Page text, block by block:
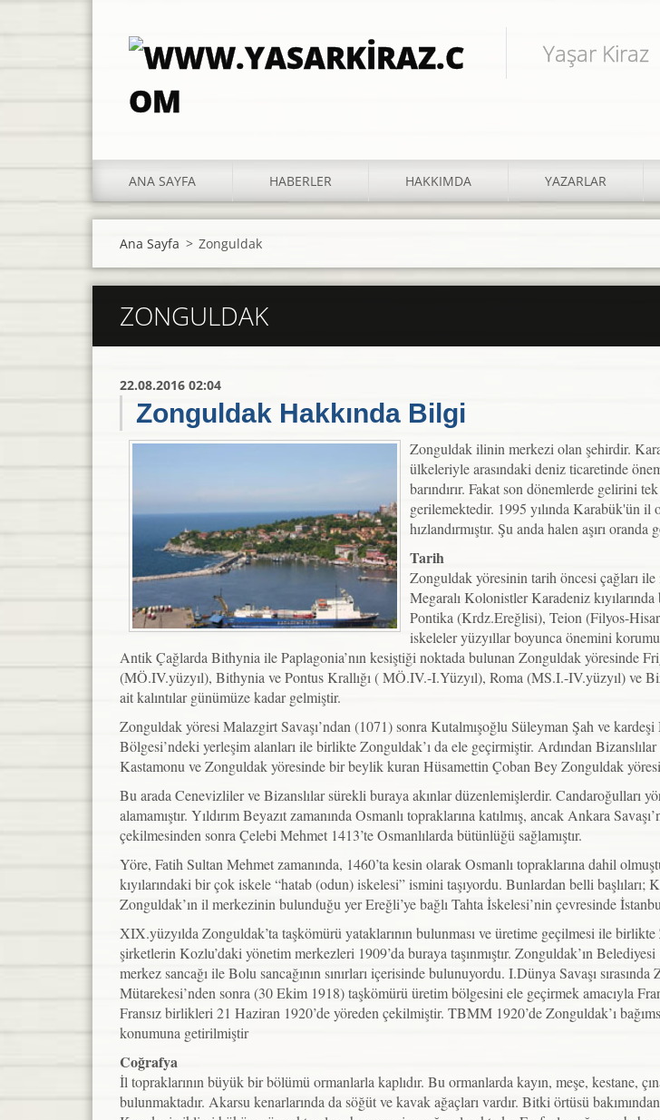
Yaşar Kiraz
ANA SAYFA HABERLER HAKKIMDA YAZARLAR
Ana Sayfa > Zonguldak
ZONGULDAK
22.08.2016 02:04
Zonguldak Hakkında Bilgi
Zonguldak ilinin merkezi olan şehirdir.
ülkeleriyle arasındaki deniz ticaretinde
barındırır. Fakat son dönemlerde gelirini
gerilemektedir. 1995 yılında Karabük'ün il
hızlandırmıştır. Şu anda halen aşırı oranda
Tarih
Zonguldak yöresinin tarih öncesi çağları
Megaralı Kolonistler Karadeniz
Pontika (Krdz.Ereğlisi), Teion (Filyos-
iskeleler yüzyıllar boyunca önemini
Antik Çağlarda Bithynia ile Paplagonia’nın kesiştiği noktada bulunan Zonguldak yöresinde
(MÖ.IV.yüzyıl), Bithynia ve Pontus Krallığı ( MÖ.IV.-I.Yüzyıl), Roma (MS.I.-IV.yüzyıl) ve
ait kalıntılar günümüze kadar gelmiştir.
Zonguldak yöresi Malazgirt Savaşı’ndan (1071) sonra Kutalmışoğlu Süleyman Şah ve
Bölgesi’ndeki yerleşim alanları ile birlikte Zonguldak’ı da ele geçirmiştir. Ardından
Kastamonu ve Zonguldak yöresinde bir beylik kuran Hüsamettin Çoban Bey Zonguldak
Bu arada Cenevizliler ve Bizanslılar sürekli buraya akınlar düzenlemişlerdir. Candaroğulları
alamamıştır. Yıldırım Beyazıt zamanında Osmanlı topraklarına katılmış, ancak Ankara
çekilmesinden sonra Çelebi Mehmet 1413’te Osmanlılarda bütünlüğü sağlamıştır.
Yöre, Fatih Sultan Mehmet zamanında, 1460’ta kesin olarak Osmanlı topraklarına dahil
kıyılarındaki bir çok iskele “hatab (odun) iskelesi” ismini taşıyordu. Bunlardan belli
Zonguldak’ın il merkezinin bulunduğu yer Ereğli’ye bağlı Tahta İskelesi’nin çevresinde
XIX.yüzyılda Zonguldak’ta taşkömürü yataklarının bulunması ve üretime geçilmesi ile birlikte
şirketlerin Kozlu’daki yönetim merkezleri 1909’da buraya taşınmıştır. Zonguldak’ın
merkez sancağı ile Bolu sancağının sınırları içerisinde bulunuyordu. I.Dünya Savaşı
Mütarekesi’nden sonra (30 Ekim 1918) taşkömürü üretim bölgesini ele geçirmek amacıyla
Fransız birlikleri 21 Haziran 1920’de yöreden çekilmiştir. TBMM 1920’de Zonguldak’ı
konumuna getirilmiştir
Coğrafya
İl topraklarının büyük bir bölümü ormanlarla kaplıdır. Bu ormanlarda kayın, meşe, kestane,
bulunmaktadır. Akarsu kenarlarında da söğüt ve kavak ağaçları vardır. Bitki örtüsü